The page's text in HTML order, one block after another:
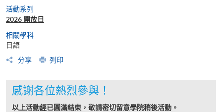
活動系列
2026 開放日
相關學科
日語
分享
列印
感謝各位熱烈參與！
以上活動經已圓滿結束，敬請密切留意學院稍後活動。